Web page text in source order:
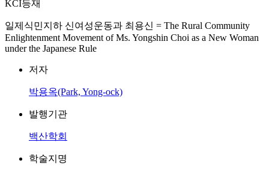
KCI등재
일제식민지하 신여성운동과 최용신 = The Rural Community
Enlightenment Movement of Ms. Yongshin Choi as a New Woman
under the Japanese Rule
저자
박용옥(Park, Yong-ock)
발행기관
백산학회
학술지명